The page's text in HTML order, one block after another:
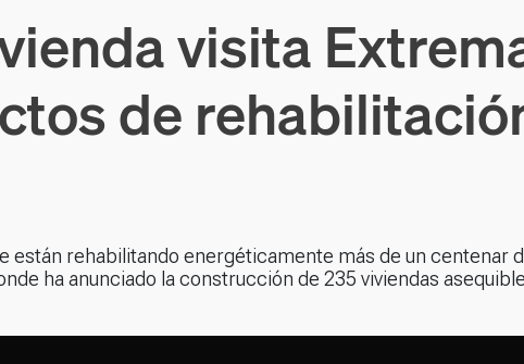
visita
de
están rehabilitando energéticamente más de un centenar
ha anunciado la construcción de 235 viviendas